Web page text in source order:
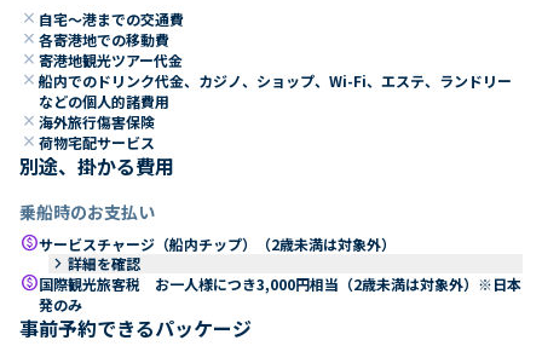
close 自宅～港までの交通費
close 各寄港地での移動費
close 寄港地観光ツアー代金
close 船内でのドリンク代金、カジノ、ショップ、Wi-Fi、エステ、ランドリー
などの個人的諸費用
close 海外旅行傷害保険
close 荷物宅配サービス
別途、掛かる費用
乗船時のお支払い
paidサービスチャージ（船内チップ）（2歳未満は対象外）
keyboard_arrow_right 詳細を確認
paid国際観光旅客税 お一人様につき3,000円相当（2歳未満は対象外）※日本
発のみ
事前予約できるパッケージ